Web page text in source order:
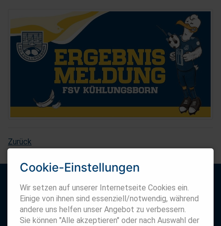
Zurück
Cookie-Einstellungen
Wir setzen auf unserer Internetseite Cookies ein.
Einige von ihnen sind essenziell/notwendig, während
andere uns helfen unser Angebot zu verbessern.
Sie können "Alle akzeptieren" oder nach Auswahl der